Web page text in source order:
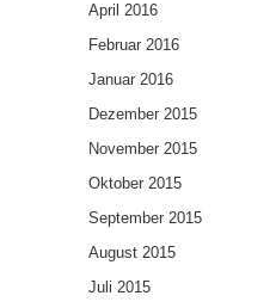
April 2016
Februar 2016
Januar 2016
Dezember 2015
November 2015
Oktober 2015
September 2015
August 2015
Juli 2015